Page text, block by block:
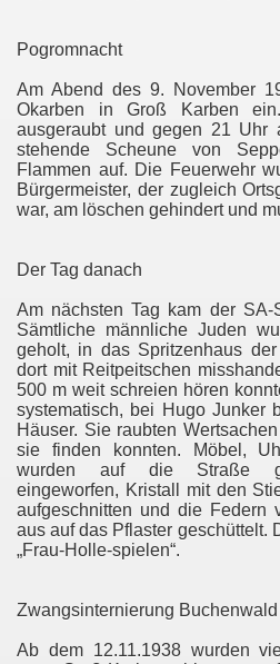
Pogromnacht
Am Abend des 9. November
Okarben in Groß Karben
ausgeraubt und gegen 21 Uhr
stehende Scheune von
Flammen auf. Die Feuerwehr
Bürgermeister, der zugleich
war, am löschen gehindert und
Der Tag danach
Am nächsten Tag kam der SA-
Sämtliche männliche Juden
geholt, in das Spritzenhaus
dort mit Reitpeitschen
500 m weit schreien hören
systematisch, bei Hugo Junker
Häuser. Sie raubten
sie finden konnten. Möbel,
wurden auf die Straße
eingeworfen, Kristall mit den
aufgeschnitten und die Federn
aus auf das Pflaster geschüttelt.
„Frau-Holle-spielen“.
Zwangsinternierung Buchenwald
Ab dem 12.11.1938 wurden